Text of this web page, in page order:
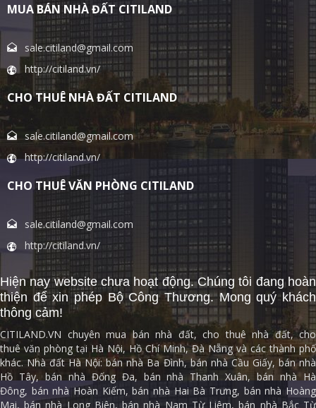
MUA BÁN NHÀ ĐẤT CITILAND
sale.citiland@gmail.com
http://citiland.vn/
CHO THUÊ NHÀ ĐẤT CITILAND
sale.citiland@gmail.com
http://citiland.vn/
CHO THUÊ VĂN PHÒNG CITILAND
sale.citiland@gmail.com
http://citiland.vn/
Hiện nay website chưa hoạt động. Chúng tôi đang hoàn
thiện để xin phép Bộ Công Thương. Mong quý khách
thông cảm!
CITILAND.VN chuyên mua bán nhà đất, cho thuê nhà đất, cho
thuê văn phòng tại Hà Nội, Hồ Chí Minh, Đà Nẵng và các thành phố
khác. Nhà đất Hà Nội: bán nhà Ba Đình, bán nhà Cầu Giấy, bán nhà
Hồ Tây, bán nhà Đống Đa, bán nhà Thanh Xuân, bán nhà Hà
Đông, bán nhà Hoàn Kiếm, bán nhà Hai Bà Trưng, bán nhà Hoàng
Mai, bán nhà Long Biên, bán nhà Nam Từ Liêm, bán nhà Bắc Từ